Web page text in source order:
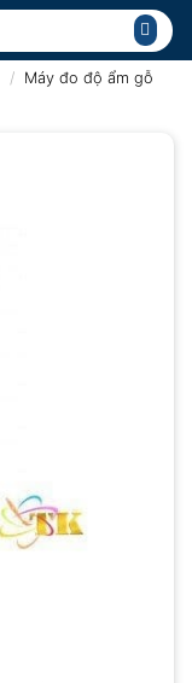
/ Máy đo độ ẩm gỗ